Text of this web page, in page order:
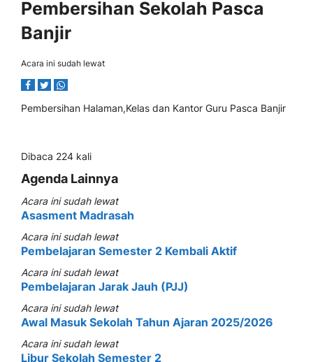
Pembersihan Sekolah Pasca
Banjir
Acara ini sudah lewat
Pembersihan Halaman,Kelas dan Kantor Guru Pasca Banjir
Dibaca 224 kali
Agenda Lainnya
Acara ini sudah lewat
Asasment Madrasah
Acara ini sudah lewat
Pembelajaran Semester 2 Kembali Aktif
Acara ini sudah lewat
Pembelajaran Jarak Jauh (PJJ)
Acara ini sudah lewat
Awal Masuk Sekolah Tahun Ajaran 2025/2026
Acara ini sudah lewat
Libur Sekolah Semester 2